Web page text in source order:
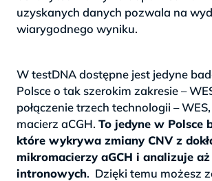
uzyskanych danych pozwala na
wiarygodnego wyniku.
W testDNA dostępne jest jedyne
Polsce o tak szerokim zakresie –
połączenie trzech technologii – WES,
macierz aCGH. To jedyne w Polsce
które wykrywa zmiany CNV z
mikromacierzy aGCH i analizuje
intronowych. Dzięki temu możesz